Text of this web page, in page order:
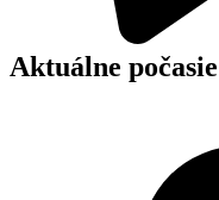
Aktuálne počasie